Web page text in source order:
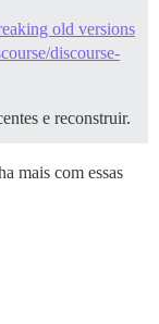
old versions
discourse-
e reconstruir.
mais com essas